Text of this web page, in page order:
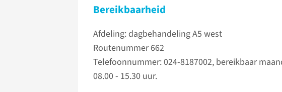
Bereikbaarheid
Afdeling: dagbehandeling A5 west
Routenummer 662
Telefoonnummer: 024-8187002, bereikbaar
08.00 - 15.30 uur.